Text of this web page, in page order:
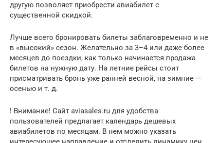
другую позволяет приобрести авиабилет с
существенной скидкой.
Лучше всего бронировать билеты заблаговременно и не
в «высокий» сезон. Желательно за 3–4 или даже более
месяцев до поездки, как только начинается продажа
билетов на нужную дату. На летние рейсы стоит
присматривать бронь уже ранней весной, на зимние —
осенью и т. д.
! Внимание! Сайт aviasales.ru для удобства
пользователей предлагает календарь дешевых
авиабилетов по месяцам. В нем можно указать